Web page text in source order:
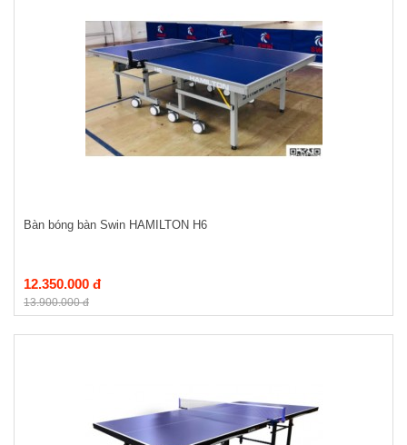
Bàn bóng bàn Swin HAMILTON H6
12.350.000 đ
13.900.000 đ